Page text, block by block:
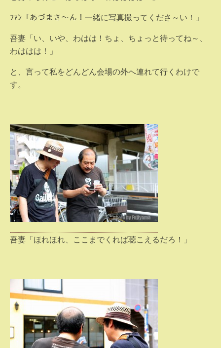
ﾌｧﾝ「あづまさ～ん！一緒に写真撮ってくださ～い！」
吾妻「い、いや、わはは！ちょ、ちょっと待ってね～、
わははは！」
と、言って私をどんどん会場の外へ連れて行くわけで
す。
吾妻「ほれほれ、ここまでくれば聴こえるだろ！」